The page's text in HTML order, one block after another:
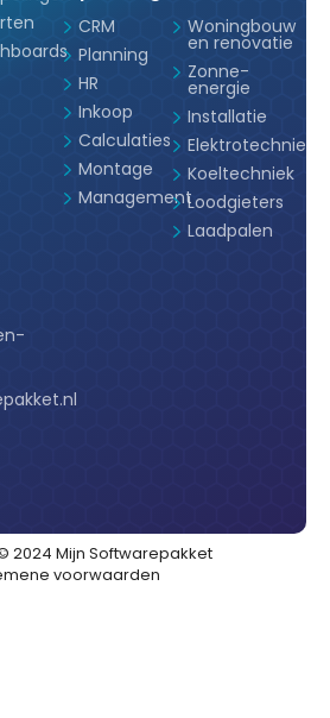
CRM
Planning
HR
Inkoop
Calculaties
Montage
Management
Woningbouw
en renovatie
Zonne-
energie
Installatie
Elektrotechniek
Koeltechniek
Loodgieters
Laadpalen
2024 Mijn Softwarepakket
voorwaarden